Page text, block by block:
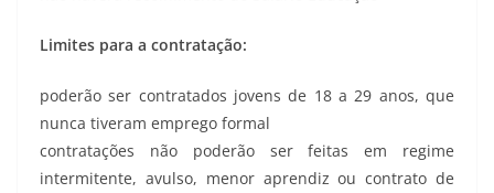
Limites para a contratação:
poderão ser contratados jovens de 18 a 29 anos, que
nunca tiveram emprego formal
contratações não poderão ser feitas em regime
intermitente, avulso, menor aprendiz ou contrato de